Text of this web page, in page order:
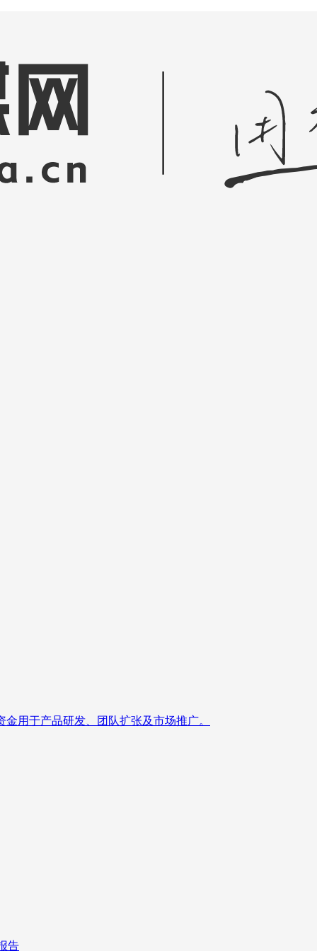
用于产品研发、团队扩张及市场推广。
告